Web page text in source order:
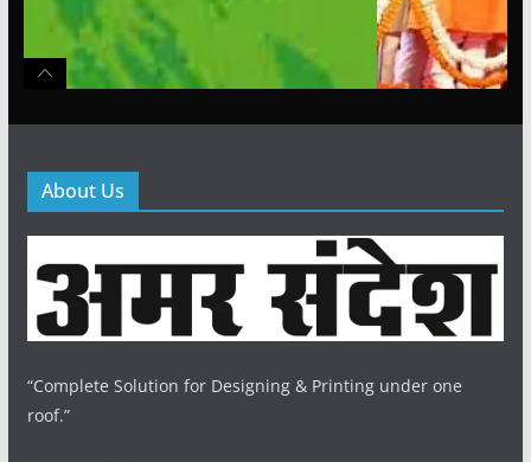
About Us
“Complete Solution for Designing & Printing under one
roof.”